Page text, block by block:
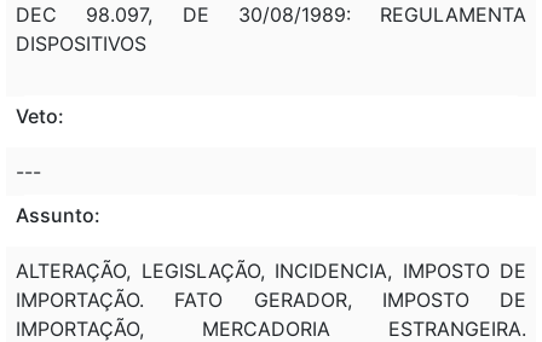
DEC 98.097, DE 30/08/1989: REGULAMENTA
DISPOSITIVOS
Veto:
---
Assunto:
ALTERAÇÃO, LEGISLAÇÃO, INCIDENCIA, IMPOSTO DE
IMPORTAÇÃO. FATO GERADOR, IMPOSTO DE
IMPORTAÇÃO, MERCADORIA ESTRANGEIRA.